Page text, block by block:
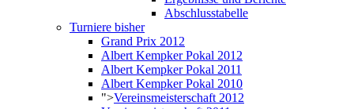
Abschlusstabelle
Turniere bisher
Grand Prix 2012
Albert Kempker Pokal 2012
Albert Kempker Pokal 2011
Albert Kempker Pokal 2010
">Vereinsmeisterschaft 2012